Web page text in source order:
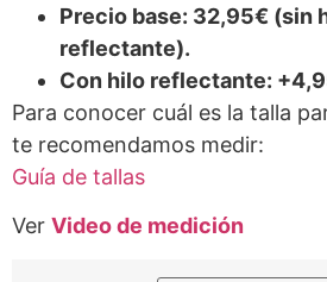
Precio base: 32,95€ (sin
reflectante).
Con hilo reflectante:
Para conocer cuál es la talla
te recomendamos medir:
Guía de tallas
Ver Video de medición